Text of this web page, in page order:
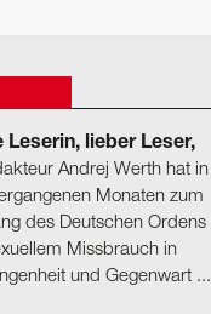
Leserin, lieber Leser,
Andrej Werth hat in
Monaten zum
des Deutschen Ordens
Missbrauch in
und Gegenwart ...